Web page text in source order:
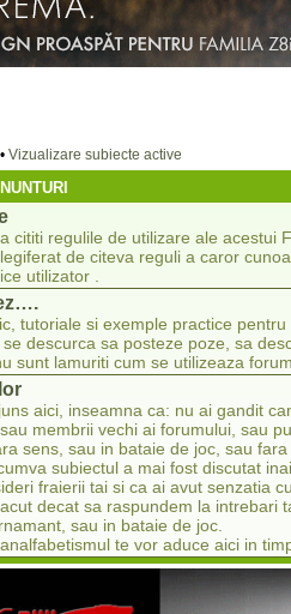
• Vizualizare subiecte active
cititi regulile de utilizare ale acestui
de citeva reguli a caror
utilizator .
tutoriale si exemple practice
descurca sa posteze poze, sa
sunt lamuriti cum se utilizeaza
aici, inseamna ca: nu ai gandit
membrii vechi ai forumului, sau
sens, sau in bataie de joc, sau
subiectul a mai fost discutat
fraierii tai si ca ai avut senzatia
decat sa raspundem la intrebari
sau in bataie de joc.
te vor aduce aici in